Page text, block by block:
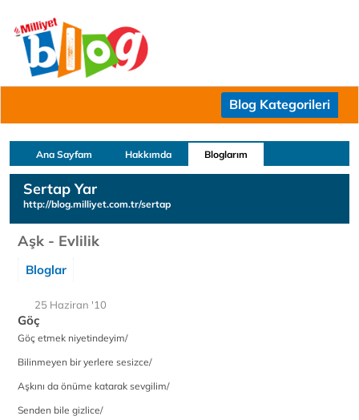
Blog Kategorileri
Ana Sayfam Hakkımda Bloglarım
Sertap Yar
http://blog.milliyet.com.tr/sertap
Aşk - Evlilik
Bloglar
25 Haziran '10
Göç
Göç etmek niyetindeyim/
Bilinmeyen bir yerlere sesizce/
Aşkını da önüme katarak sevgilim/
Senden bile gizlice/